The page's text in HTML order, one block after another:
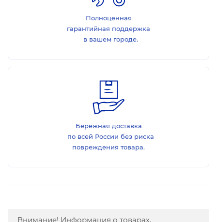
Полноценная
гарантийная поддержка
в вашем городе.
Бережная доставка
по всей России без риска
повреждения товара.
Внимание! Информация о товарах,